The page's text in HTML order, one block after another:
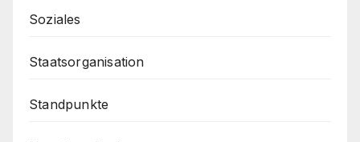
Soziales
Staatsorganisation
Standpunkte